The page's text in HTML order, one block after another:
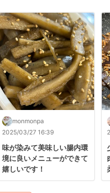
monmonpa
2025/03/27 16:39
味が染みて美味しい腸内環
境に良いメニューができて
嬉しいです！